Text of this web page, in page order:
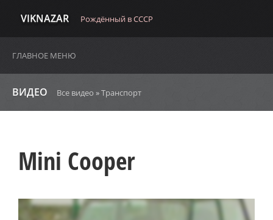
VIKNAZAR Рождённый в СССР
ГЛАВНОЕ МЕНЮ
ВИДЕО Все видео »Транспорт
Mini Cooper